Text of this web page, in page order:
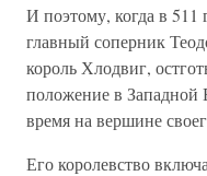
И поэтому, когда в 511
главный соперник
король Хлодвиг,
положение в Западной
время на вершине
Его королевство